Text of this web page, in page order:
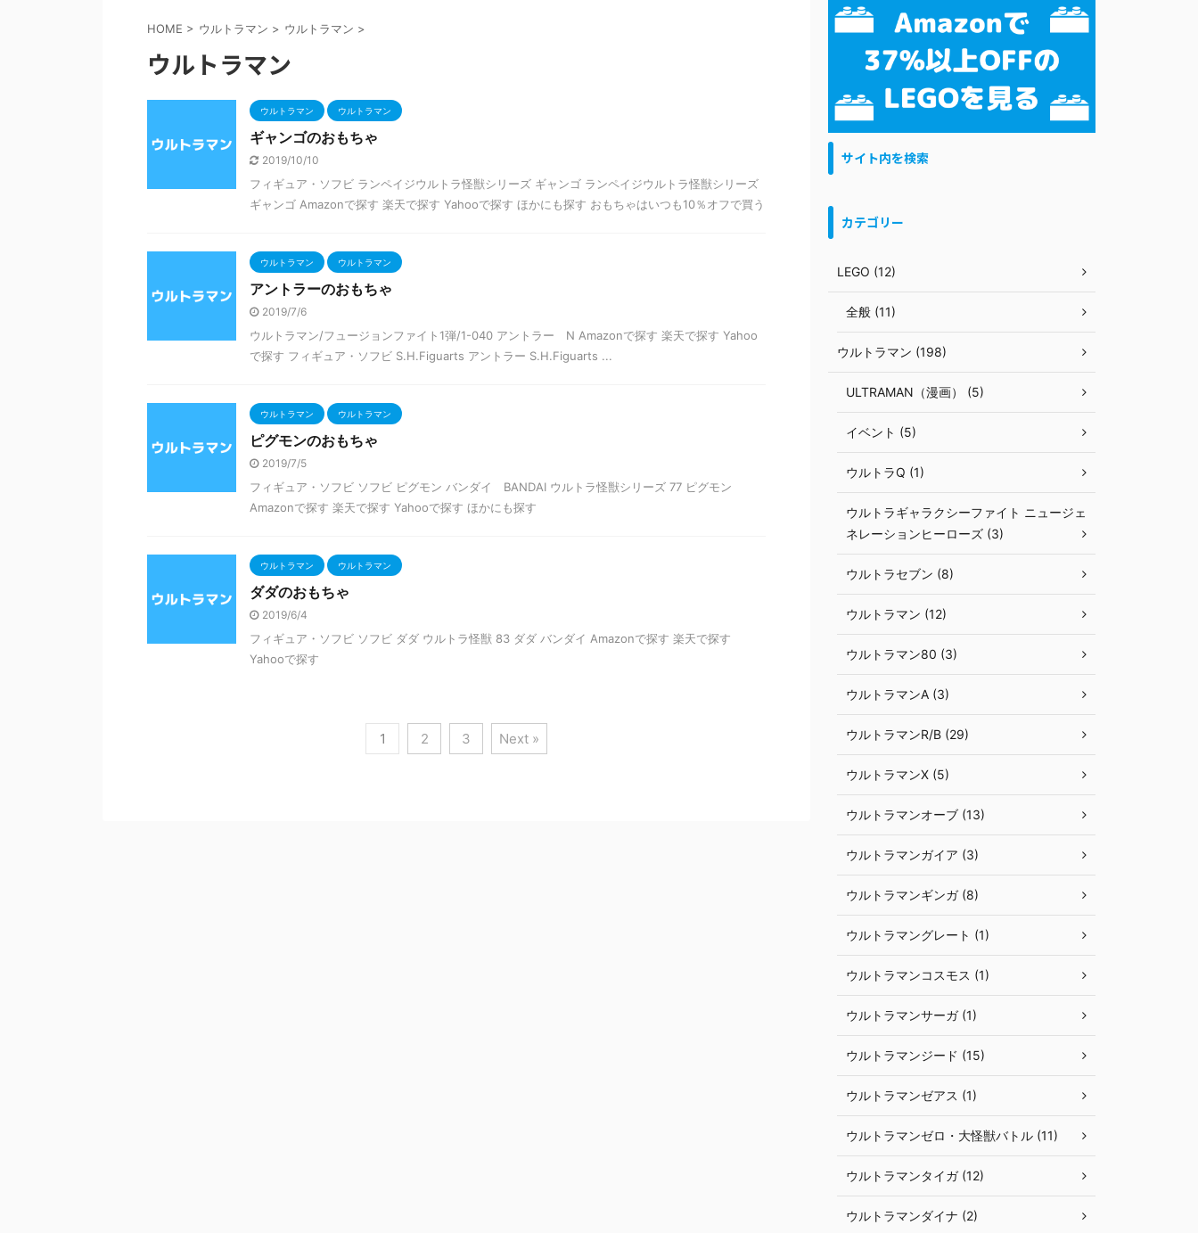
HOME > ウルトラマン > ウルトラマン >
ウルトラマン
ウルトラマン ウルトラマン
ギャンゴのおもちゃ
2019/10/10
フィギュア・ソフビ ランペイジウルトラ怪獣シリーズ ギャンゴ ランペイジウルトラ怪獣シリーズ
ギャンゴ Amazonで探す 楽天で探す Yahooで探す ほかにも探す おもちゃはいつも10％オフで買う
ウルトラマン ウルトラマン
アントラーのおもちゃ
2019/7/6
ウルトラマン/フュージョンファイト1弾/1-040 アントラー N Amazonで探す 楽天で探す Yahoo
で探す フィギュア・ソフビ S.H.Figuarts アントラー S.H.Figuarts ...
ウルトラマン ウルトラマン
ピグモンのおもちゃ
2019/7/5
フィギュア・ソフビ ソフビ ピグモン バンダイ BANDAI ウルトラ怪獣シリーズ 77 ピグモン
Amazonで探す 楽天で探す Yahooで探す ほかにも探す
ウルトラマン ウルトラマン
ダダのおもちゃ
2019/6/4
フィギュア・ソフビ ソフビ ダダ ウルトラ怪獣 83 ダダ バンダイ Amazonで探す 楽天で探す
Yahooで探す
1 2 3 Next »
サイト内を検索
カテゴリー
LEGO (12)
全般 (11)
ウルトラマン (198)
ULTRAMAN（漫画） (5)
イベント (5)
ウルトラQ (1)
ウルトラギャラクシーファイト ニュージェ
ネレーションヒーローズ (3)
ウルトラセブン (8)
ウルトラマン (12)
ウルトラマン80 (3)
ウルトラマンA (3)
ウルトラマンR/B (29)
ウルトラマンX (5)
ウルトラマンオーブ (13)
ウルトラマンガイア (3)
ウルトラマンギンガ (8)
ウルトラマングレート (1)
ウルトラマンコスモス (1)
ウルトラマンサーガ (1)
ウルトラマンジード (15)
ウルトラマンゼアス (1)
ウルトラマンゼロ・大怪獣バトル (11)
ウルトラマンタイガ (12)
ウルトラマンダイナ (2)